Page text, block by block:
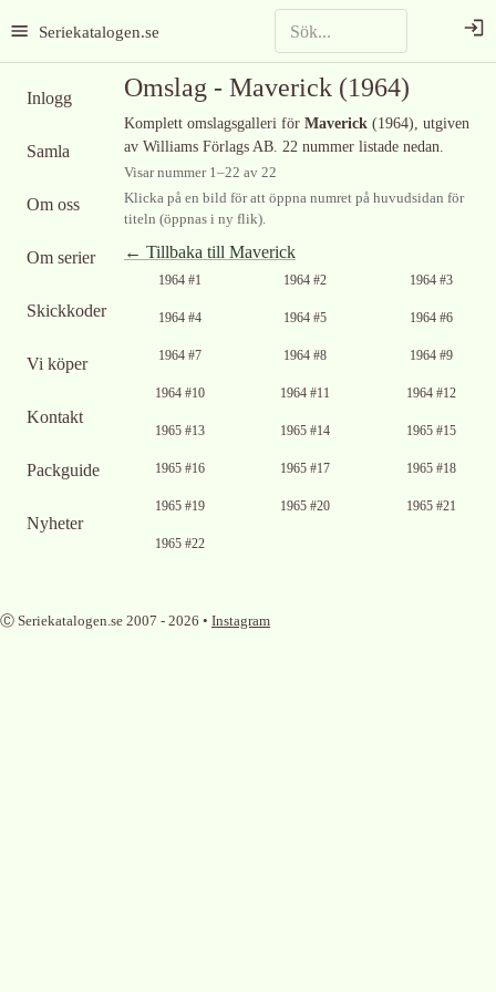
Seriekatalogen.se
Inlogg
Samla
Om oss
Om serier
Skickkoder
Vi köper
Kontakt
Packguide
Nyheter
Omslag - Maverick (1964)
Komplett omslagsgalleri för Maverick (1964), utgiven
av Williams Förlags AB. 22 nummer listade nedan.
Visar nummer 1–22 av 22
Klicka på en bild för att öppna numret på huvudsidan för
titeln (öppnas i ny flik).
← Tillbaka till Maverick
1964 #1 1964 #2 1964 #3
1964 #4 1964 #5 1964 #6
1964 #7 1964 #8 1964 #9
1964 #10 1964 #11 1964 #12
1965 #13 1965 #14
Ingen bild
1965 #15
1965 #16
Ingen bild
1965 #17
Ingen bild
1965 #18
1965 #19
Ingen bild
1965 #20
Ingen bild
1965 #21
Ingen bild
1965 #22
Ⓒ Seriekatalogen.se 2007 - 2026 • Instagram